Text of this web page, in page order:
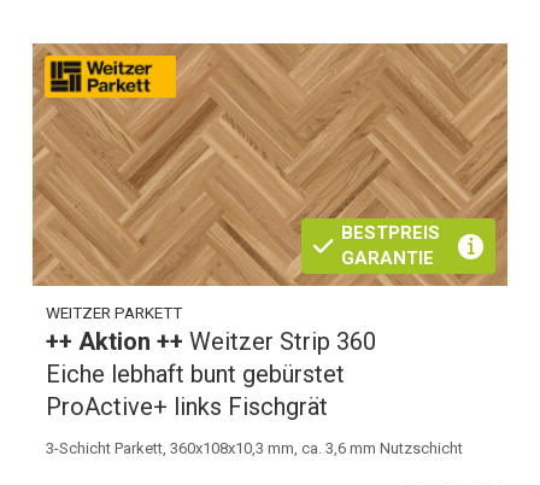
BESTPREIS
GARANTIE
WEITZER PARKETT
++ Aktion ++Weitzer Strip 360
Eiche lebhaft bunt gebürstet
ProActive+ links Fischgrät
3-Schicht Parkett, 360x108x10,3 mm, ca. 3,6 mm Nutzschicht